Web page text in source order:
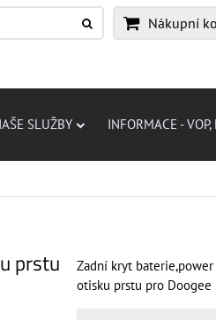
Nákupní
SLUŽBY INFORMACE - VOP,
prstu
Zadní kryt
otisku prstu pro Doogee